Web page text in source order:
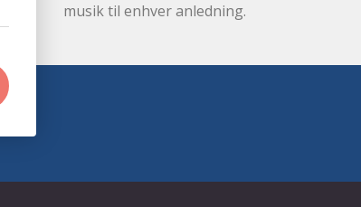
musik til enhver anledning.